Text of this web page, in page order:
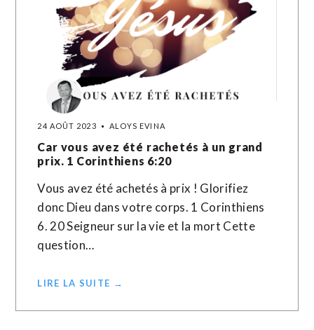
24 AOÛT 2023 ALOYS EVINA
Car vous avez été rachetés à un grand
prix. 1 Corinthiens 6:20
Vous avez été achetés à prix ! Glorifiez
donc Dieu dans votre corps. 1 Corinthiens
6. 20 Seigneur sur la vie et la mort Cette
question…
LIRE LA SUITE →